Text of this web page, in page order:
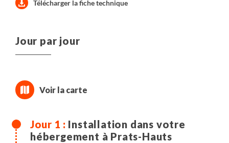
Télécharger la fiche technique
Jour par jour
Installation dans votre
hébergement à Prats-Hauts